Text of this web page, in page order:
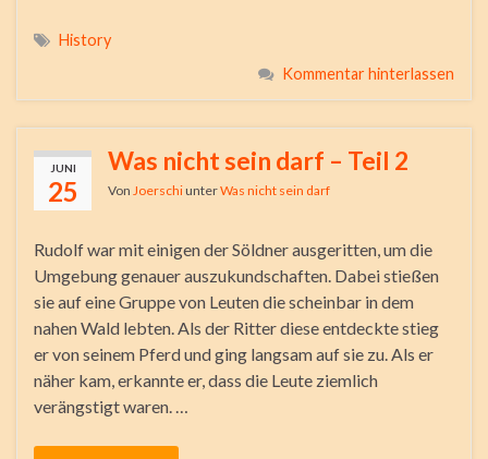
History
Kommentar hinterlassen
JUNI
25
Was nicht sein darf – Teil 2
Von JoerschiunterWas nicht sein darf
Rudolf war mit einigen der Söldner ausgeritten, um die
Umgebung genauer auszukundschaften. Dabei stießen
sie auf eine Gruppe von Leuten die scheinbar in dem
nahen Wald lebten. Als der Ritter diese entdeckte stieg
er von seinem Pferd und ging langsam auf sie zu. Als er
näher kam, erkannte er, dass die Leute ziemlich
verängstigt waren. …